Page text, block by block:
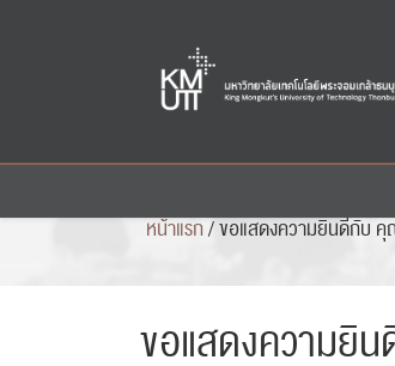
หน้าแรก/ขอแสดงความยินดีกับ
ขอแสดงความยิ